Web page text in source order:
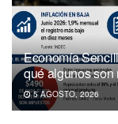
Economía
qué algunos son
5 AGOSTO, 2026